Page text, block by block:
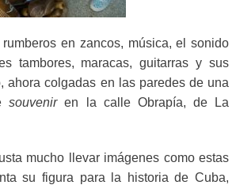
en zancos, música, el sonido
tambores, maracas, guitarras y sus
ahora colgadas en las paredes de una
souveniren la calle Obrapía, de La
mucho llevar imágenes como estas
su figura para la historia de Cuba,